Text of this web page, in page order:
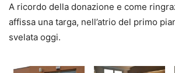
A ricordo della donazione e come
affissa una targa, nell’atrio del primo
svelata oggi.